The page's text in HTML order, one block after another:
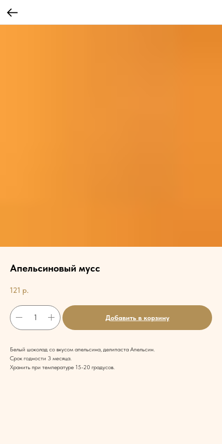
Апельсиновый мусс
121 р.
Добавить в корзину
Белый шоколад со вкусом апельсина, делипаста Апельсин.
Срок годности 3 месяца.
Хранить при температуре 15-20 градусов.